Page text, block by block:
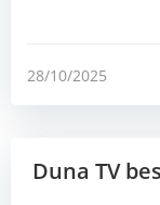
28/10/2025
Duna TV